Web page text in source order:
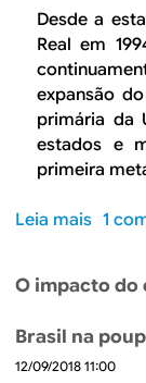
Desde a
Real em
expansão
primária da
estados e
primeira
Leia mais
r
A
e
1
O impacto do
Brasil na
12/09/2018 11:00